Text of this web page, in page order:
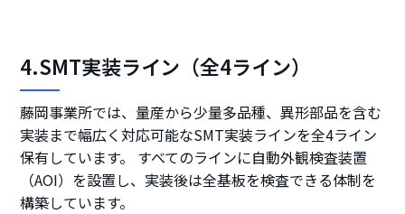
4.SMT実装ライン（全4ライン）
藤岡事業所では、量産から少量多品種、異形部品を含む
実装まで幅広く対応可能なSMT実装ラインを全4ライン
保有しています。 すべてのラインに自動外観検査装置
（AOI）を設置し、実装後は全基板を検査できる体制を
構築しています。